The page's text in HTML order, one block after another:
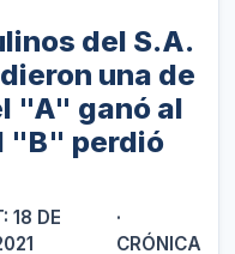
del S.A.
una de
"A" ganó al
"B" perdió
18 DE
·
CRÓNICA